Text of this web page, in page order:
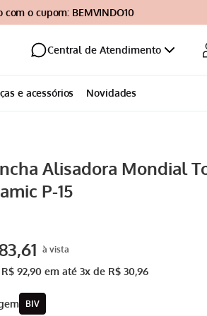
com o cupom: BEMVINDO10
Central de Atendimento
e acessórios Novidades
Alisadora Mondial
P-15
,61
R$ 92,90 em até3x de R$ 30,96
BIV